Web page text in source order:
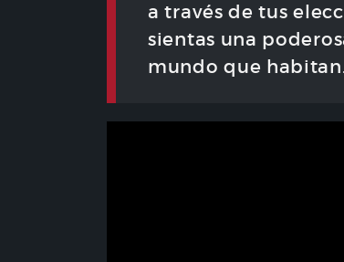
a través de tus
sientas una
mundo que